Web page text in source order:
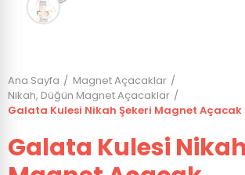
Ana Sayfa
Magnet Açacaklar
Nikah, Düğün Magnet Açacaklar
Galata Kulesi Nikah Şekeri Magnet Açacak
Galata Kulesi